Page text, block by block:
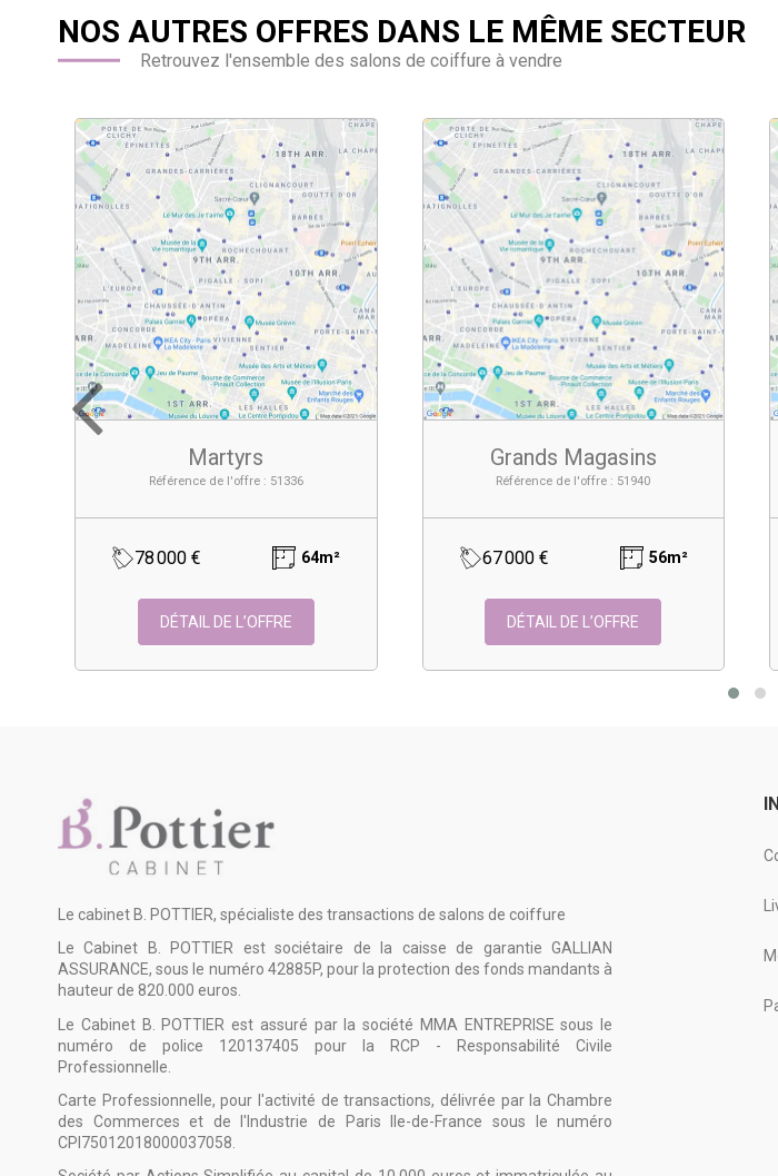
NOS AUTRES OFFRES DANS LE MÊME SECTEUR
Retrouvez l'ensemble des salons de coiffure à vendre
Martyrs
Référence de l'offre : 51336
78 000 € 64m²
DÉTAIL DE L’OFFRE
Grands Magasins
Référence de l'offre : 51940
67 000 € 56m²
DÉTAIL DE L’OFFRE
Le cabinet B. POTTIER, spécialiste des transactions de salons de coiffure
Le Cabinet B. POTTIER est sociétaire de la caisse de garantie GALLIAN
ASSURANCE, sous le numéro 42885P, pour la protection des fonds mandants à
hauteur de 820.000 euros.
Le Cabinet B. POTTIER est assuré par la société MMA ENTREPRISE sous le
numéro de police 120137405 pour la RCP - Responsabilité Civile
Professionnelle.
Carte Professionnelle, pour l'activité de transactions, délivrée par la Chambre
des Commerces et de l'Industrie de Paris Ile-de-France sous le numéro
CPI75012018000037058.